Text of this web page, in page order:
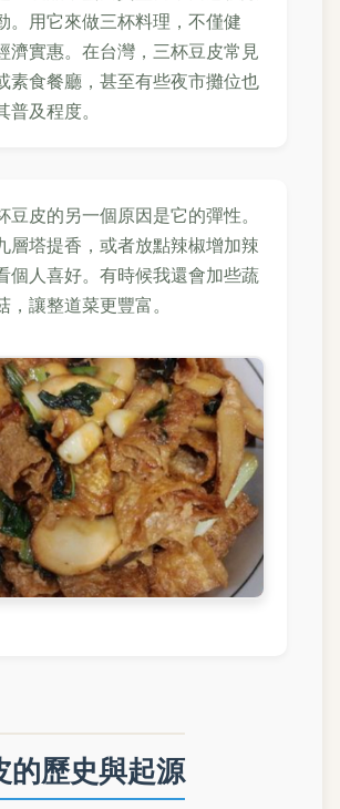
。用它來做三杯料理，不僅健
濟實惠。在台灣，三杯豆皮常見
素食餐廳，甚至有些夜市攤位也
及程度。
豆皮的另一個原因是它的彈性。
層塔提香，或者放點辣椒增加辣
個人喜好。有時候我還會加些蔬
，讓整道菜更豐富。
的歷史與起源